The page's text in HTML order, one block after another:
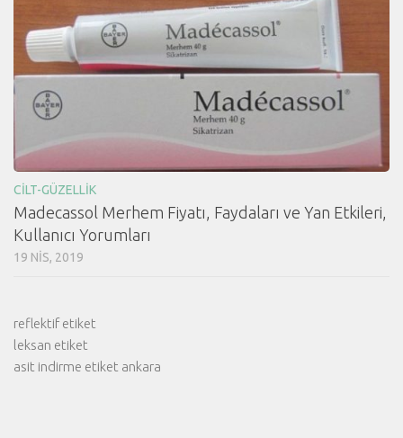
CILT-GÜZELLIK
Madecassol Merhem Fiyatı, Faydaları ve Yan Etkileri,
Kullanıcı Yorumları
19 NIS, 2019
reflektif etiket
leksan etiket
asit indirme etiket ankara